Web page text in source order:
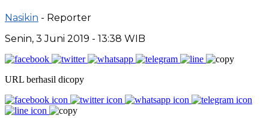
Nasikin - Reporter
Senin, 3 Juni 2019 - 13:38 WIB
URL berhasil dicopy